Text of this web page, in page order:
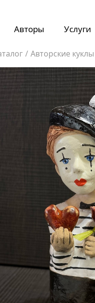
Авторы Услуги
/ Авторские куклы